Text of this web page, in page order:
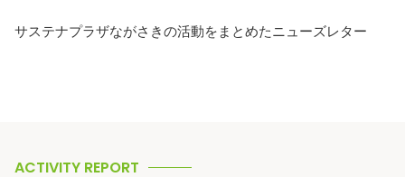
サステナプラザながさきの活動をまとめたニューズレター
ACTIVITY REPORT